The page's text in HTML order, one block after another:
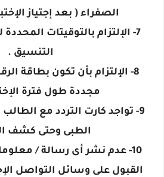
الصفراء ( بعد إجتياز
7- الإلتزام بالتوقيتات
التنسيق .
8- الإلتزام بأن تكون بطاقة
مجددة طول فترة
9- تواجد كارت التردد مع
الطبى وحتى كشف
10- عدم نشر أى رسالة /
القبول على وسائل التواصل